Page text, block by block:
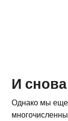
И
Однако мы еще